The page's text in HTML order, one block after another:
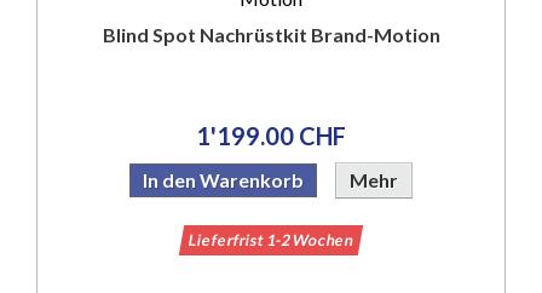
Blind Spot Nachrüstkit Brand-Motion
1'199.00 CHF
In den Warenkorb Mehr
Lieferfrist 1-2 Wochen